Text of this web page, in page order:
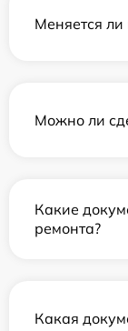
Меняется ли
Можно ли
Какие
ремонта?
Какая